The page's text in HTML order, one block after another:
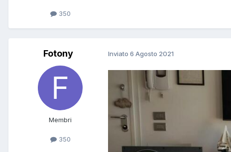
350
Fotony
Membri
350
Inviato 6 Agosto 2021